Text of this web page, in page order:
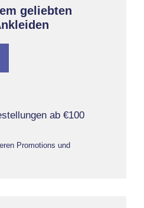
geliebten
ab €100
Promotions und